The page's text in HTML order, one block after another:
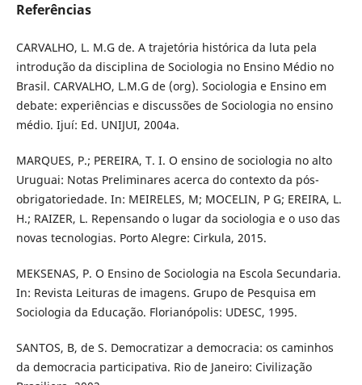
Referências
CARVALHO, L. M.G de. A trajetória histórica da luta pela
introdução da disciplina de Sociologia no Ensino Médio no
Brasil. CARVALHO, L.M.G de (org). Sociologia e Ensino em
debate: experiências e discussões de Sociologia no ensino
médio. Ijuí: Ed. UNIJUI, 2004a.
MARQUES, P.; PEREIRA, T. I. O ensino de sociologia no alto
Uruguai: Notas Preliminares acerca do contexto da pós-
obrigatoriedade. In: MEIRELES, M; MOCELIN, P G; EREIRA, L.
H.; RAIZER, L. Repensando o lugar da sociologia e o uso das
novas tecnologias. Porto Alegre: Cirkula, 2015.
MEKSENAS, P. O Ensino de Sociologia na Escola Secundaria.
In: Revista Leituras de imagens. Grupo de Pesquisa em
Sociologia da Educação. Florianópolis: UDESC, 1995.
SANTOS, B, de S. Democratizar a democracia: os caminhos
da democracia participativa. Rio de Janeiro: Civilização